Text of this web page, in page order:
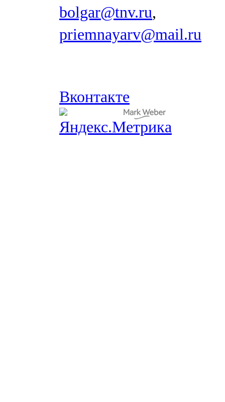
bolgar@tnv.ru,
priemnayarv@mail.ru
Вконтакте